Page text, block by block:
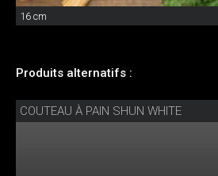
16 cm
Produits alternatifs :
COUTEAU À PAIN SHUN WHITE